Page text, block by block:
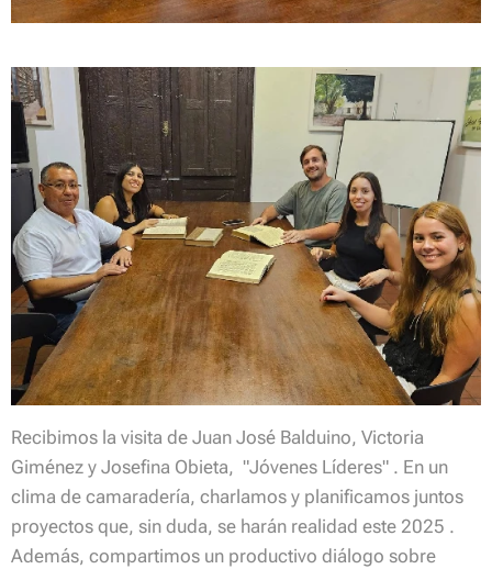
Recibimos la visita de Juan José Balduino, Victoria
Giménez y Josefina Obieta, "Jóvenes Líderes" . En un
clima de camaradería, charlamos y planificamos juntos
proyectos que, sin duda, se harán realidad este 2025 .
Además, compartimos un productivo diálogo sobre